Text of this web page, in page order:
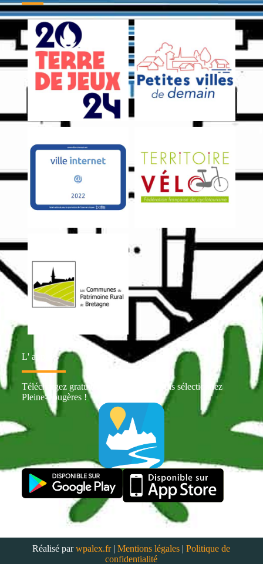
L' appli
Téléchargez gratuitement Intramuros puis sélectionnez
Pleine-Fougères !
Réalisé parwpalex.fr|Mentions légales |Politique de
confidentialité